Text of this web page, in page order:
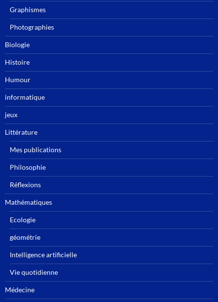
Graphismes
Photographies
Biologie
Histoire
Humour
informatique
jeux
Littérature
Mes publications
Philosophie
Réflexions
Mathématiques
Ecologie
géométrie
Intelligence artificielle
Vie quotidienne
Médecine